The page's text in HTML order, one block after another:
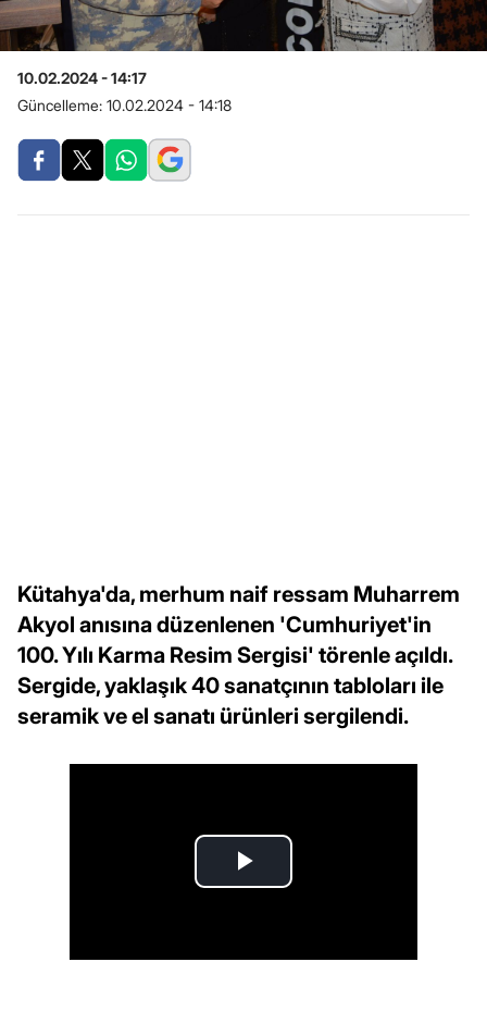
10.02.2024 - 14:17
Güncelleme: 10.02.2024 - 14:18
Kütahya'da, merhum naif ressam Muharrem
Akyol anısına düzenlenen 'Cumhuriyet'in
100. Yılı Karma Resim Sergisi' törenle açıldı.
Sergide, yaklaşık 40 sanatçının tabloları ile
seramik ve el sanatı ürünleri sergilendi.